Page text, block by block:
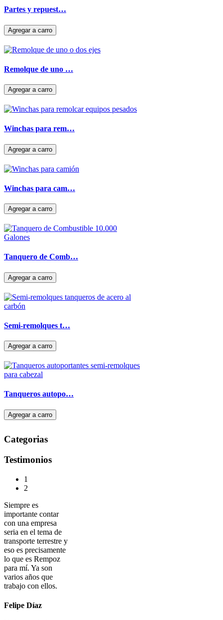
Partes y repuest…
Remolque de uno …
Winchas para rem…
Winchas para cam…
Tanquero de Comb…
Semi-remolques t…
Tanqueros autopo…
Categorias
Testimonios
1
2
Siempre es
importante contar
con una empresa
seria en el tema de
transporte terrestre y
eso es precisamente
lo que es Rempoz
para mí. Ya son
varios años que
trabajo con ellos.
Felipe Díaz